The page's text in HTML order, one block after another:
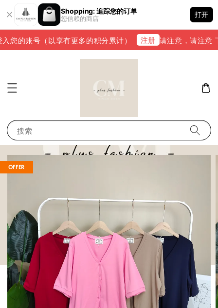
Shopping: 追踪您的订单
您信赖的商店
打开
您的账号（以享有更多的积分累计） 注册 请注意，请注意
搜索
OFFER